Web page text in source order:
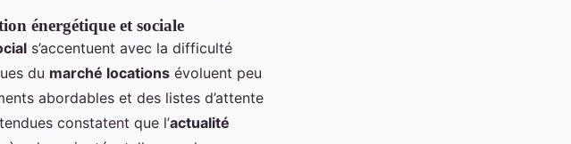
énergétique et sociale
s’accentuent avec la difficulté
du marché locations évoluent peu
abordables et des listes d’attente
constatent que l’actualité